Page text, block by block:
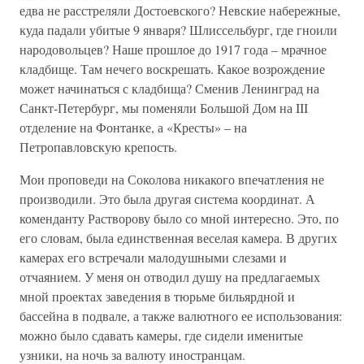
едва не расстреляли Достоевского? Невские набережные,
куда падали убитые 9 января? Шлиссельбург, где гноили
народовольцев? Наше прошлое до 1917 года – мрачное
кладбище. Там нечего воскрешать. Какое возрождение
может начинаться с кладбища? Сменив Ленинград на
Санкт-Петербург, мы поменяли Большой Дом на III
отделение на Фонтанке, а «Кресты» – на
Петропавловскую крепость.
Мои проповеди на Соколова никакого впечатления не
производили. Это была другая система координат. А
коменданту Растворову было со мной интересно. Это, по
его словам, была единственная веселая камера. В других
камерах его встречали малодушными слезами и
отчаянием. У меня он отводил душу на предлагаемых
мной проектах заведения в тюрьме бильярдной и
бассейна в подвале, а также валютного ее использования:
можно было сдавать камеры, где сидели именитые
узники, на ночь за валюту иностранцам.